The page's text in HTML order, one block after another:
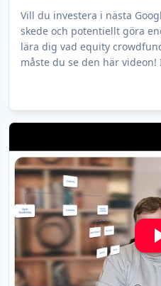
Vill du investera i nästa
skede och potentiellt göra enorma
lära dig vad equity
måste du se den här